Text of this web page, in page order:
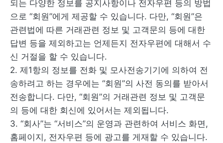
되는 다양한 정보를 공지사항이나 전자우편 등의 방법
으로 “회원”에게 제공할 수 있습니다. 다만, “회원”은
관련법에 따른 거래관련 정보 및 고객문의 등에 대한
답변 등을 제외하고는 언제든지 전자우편에 대해서 수
신 거절을 할 수 있습니다.
2. 제1항의 정보를 전화 및 모사전송기기에 의하여 전
송하려고 하는 경우에는 “회원”의 사전 동의를 받아서
전송합니다. 다만, “회원”의 거래관련 정보 및 고객문
의 등에 대한 회신에 있어서는 제외됩니다.
3. “회사”는 “서비스”의 운영과 관련하여 서비스 화면,
홈페이지, 전자우편 등에 광고를 게재할 수 있습니다.